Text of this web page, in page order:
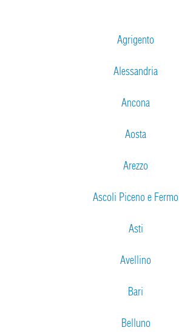
Agrigento
Alessandria
Ancona
Aosta
Arezzo
Ascoli Piceno e Fermo
Asti
Avellino
Bari
Belluno